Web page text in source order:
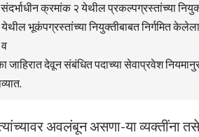
क्रमांक २ येथील प्रकल्पग्रस्तांच्या
भूकंपग्रस्तांच्या नियुक्तीबाबत निर्गमित
देवून संबंधित पदाच्या सेवाप्रवेश
अवलंबून असणा-या